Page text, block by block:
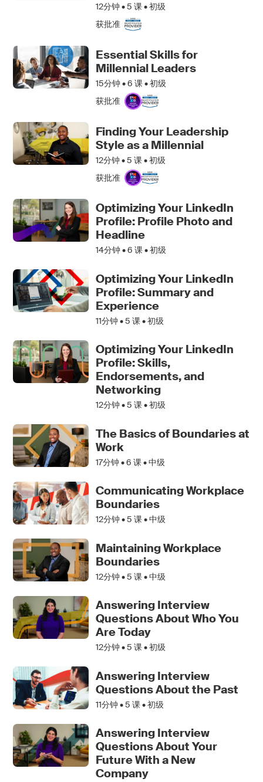
12分钟 •5 课 • 初级
获批准
Essential Skills for
Millennial Leaders
15分钟 •6 课 • 初级
获批准
Finding Your Leadership
Style as a Millennial
12分钟 •5 课 • 初级
获批准
Optimizing Your LinkedIn
Profile: Profile Photo and
Headline
14分钟 •6 课 • 初级
Optimizing Your LinkedIn
Profile: Summary and
Experience
11分钟 •5 课 • 初级
Optimizing Your LinkedIn
Profile: Skills,
Endorsements, and
Networking
12分钟 •5 课 • 初级
The Basics of Boundaries at
Work
17分钟 •6 课 • 中级
Communicating Workplace
Boundaries
12分钟 •5 课 • 中级
Maintaining Workplace
Boundaries
12分钟 •5 课 • 中级
Answering Interview
Questions About Who You
Are Today
12分钟 •5 课 • 初级
Answering Interview
Questions About the Past
11分钟 •5 课 • 初级
Answering Interview
Questions About Your
Future With a New
Company